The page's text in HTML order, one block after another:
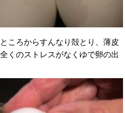
ころからすんなり殻とり、薄皮
くのストレスがなくゆで卵の出